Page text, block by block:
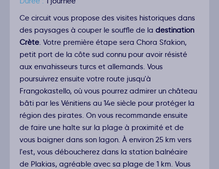
Ce circuit vous propose des visites historiques dans
des paysages à couper le souffle de la destination
Crète. Votre première étape sera Chora Sfakion,
petit port de la côte sud connu pour avoir résisté
aux envahisseurs turcs et allemands. Vous
poursuivrez ensuite votre route jusqu'à
Frangokastello, où vous pourrez admirer un château
bâti par les Vénitiens au 14e siècle pour protéger la
région des pirates. On vous recommande ensuite
de faire une halte sur la plage à proximité et de
vous baigner dans son lagon. À environ 25 km vers
l'est, vous déboucherez dans la station balnéaire
de Plakias, agréable avec sa plage de 1 km. Vous